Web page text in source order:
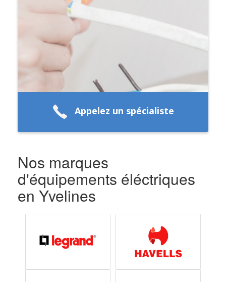
Appelez un spécialiste
Nos marques
d'équipements éléctriques
en Yvelines